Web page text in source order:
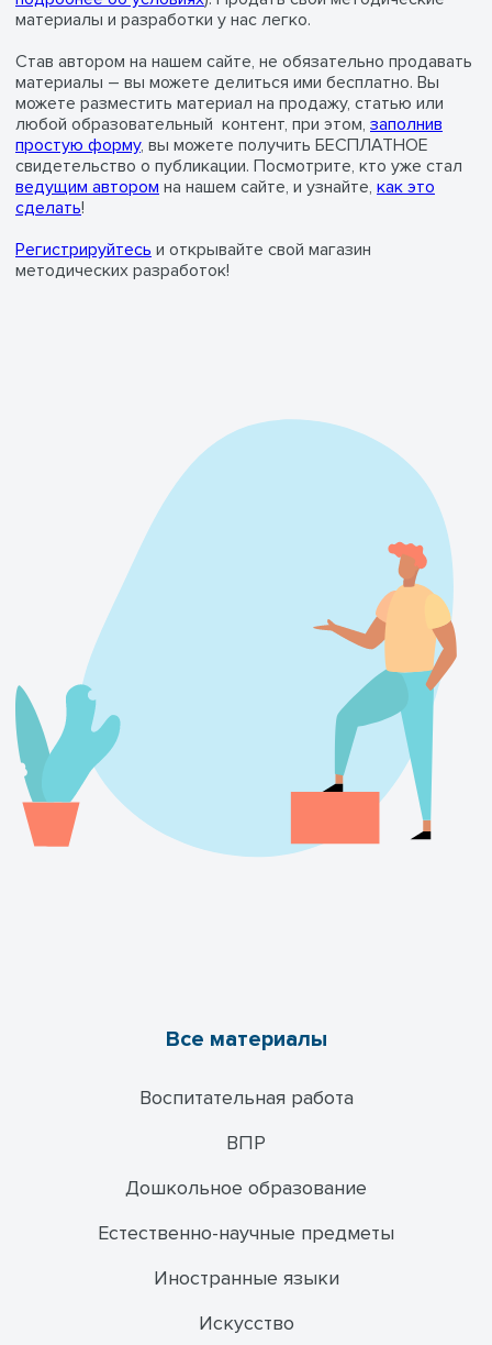
материалы и разработки у нас легко.
Став автором на нашем сайте, не обязательно продавать
материалы – вы можете делиться ими бесплатно. Вы
можете разместить материал на продажу, статью или
любой образовательный контент, при этом, заполнив
простую форму, вы можете получить БЕСПЛАТНОЕ
свидетельство о публикации. Посмотрите, кто уже стал
ведущим автором на нашем сайте, и узнайте, как это
сделать!
Регистрируйтесь и открывайте свой магазин
методических разработок!
Все материалы
Воспитательная работа
ВПР
Дошкольное образование
Естественно-научные предметы
Иностранные языки
Искусство